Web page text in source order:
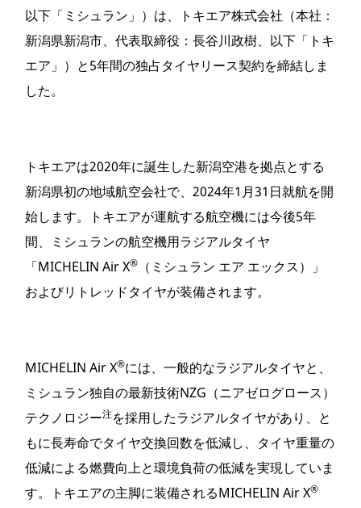
以下「ミシュラン」）は、トキエア株式会社（本社：
新潟県新潟市、代表取締役：長谷川政樹、以下「トキ
エア」）と5年間の独占タイヤリース契約を締結しま
した。
トキエアは2020年に誕生した新潟空港を拠点とする
新潟県初の地域航空会社で、2024年1月31日就航を開
始します。トキエアが運航する航空機には今後5年
間、ミシュランの航空機用ラジアルタイヤ
「MICHELIN Air X® （ミシュラン エア エックス）」
およびリトレッドタイヤが装備されます。
MICHELIN Air X®には、一般的なラジアルタイヤと、
ミシュラン独自の最新技術NZG（ニアゼログロース）
テクノロジー注を採用したラジアルタイヤがあり、と
もに長寿命でタイヤ交換回数を低減し、タイヤ重量の
低減による燃費向上と環境負荷の低減を実現していま
す。トキエアの主脚に装備されるMICHELIN Air X®